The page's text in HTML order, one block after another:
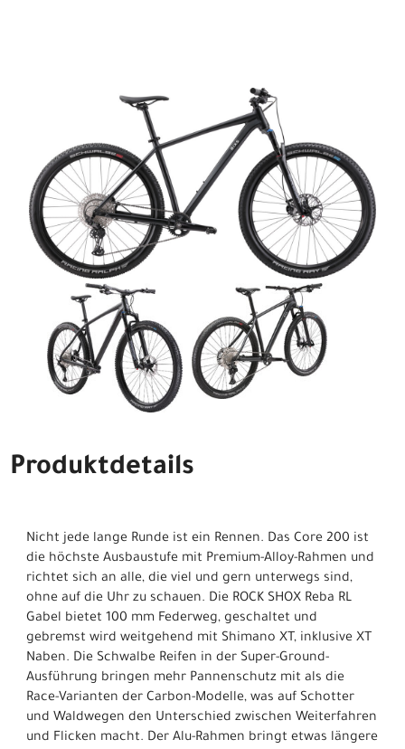
Produktdetails
Nicht jede lange Runde ist ein Rennen. Das Core 200 ist
die höchste Ausbaustufe mit Premium-Alloy-Rahmen und
richtet sich an alle, die viel und gern unterwegs sind,
ohne auf die Uhr zu schauen. Die ROCK SHOX Reba RL
Gabel bietet 100 mm Federweg, geschaltet und
gebremst wird weitgehend mit Shimano XT, inklusive XT
Naben. Die Schwalbe Reifen in der Super-Ground-
Ausführung bringen mehr Pannenschutz mit als die
Race-Varianten der Carbon-Modelle, was auf Schotter
und Waldwegen den Unterschied zwischen Weiterfahren
und Flicken macht. Der Alu-Rahmen bringt etwas längere